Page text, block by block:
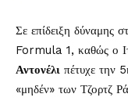
Σε επίδειξη δύναμης
Formula 1, καθώς ο
Αντονέλι πέτυχε την
«μηδέν» των Τζορτζ